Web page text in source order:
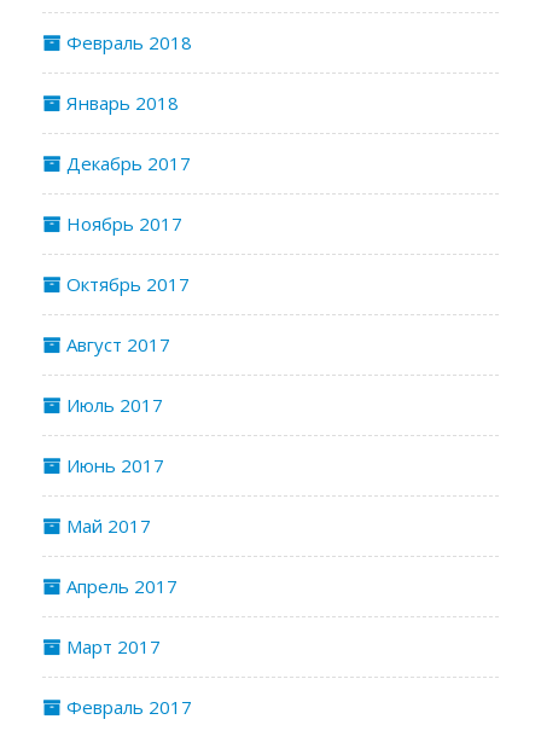
Февраль 2018
Январь 2018
Декабрь 2017
Ноябрь 2017
Октябрь 2017
Август 2017
Июль 2017
Июнь 2017
Май 2017
Апрель 2017
Март 2017
Февраль 2017